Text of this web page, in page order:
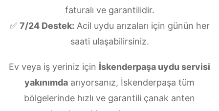
faturalı ve garantilidir.
✅ 7/24 Destek: Acil uydu arızaları için günün her
saati ulaşabilirsiniz.
Ev veya iş yeriniz için İskenderpaşa uydu servisi
yakınımda arıyorsanız, İskenderpaşa tüm
bölgelerinde hızlı ve garantili çanak anten